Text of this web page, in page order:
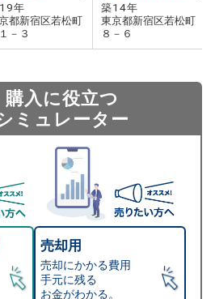
19年
都新宿区若松町
－３
築14年
東京都新宿区若松町
８－６
購入に役立つ
ミュレーター
売却用
売却にかかる費用
手元に残る
お金がわかる。